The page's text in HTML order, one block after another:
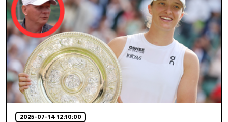
2025-07-14 12:10:00